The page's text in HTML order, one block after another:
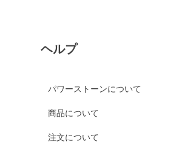
ヘルプ
パワーストーンについて
商品について
注文について